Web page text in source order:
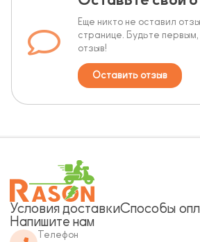
Еще никто не оставил
странице. Будьте
отзыв!
Оставить отзыв
Условия доставкиСпособы
Напишите нам
Телефон